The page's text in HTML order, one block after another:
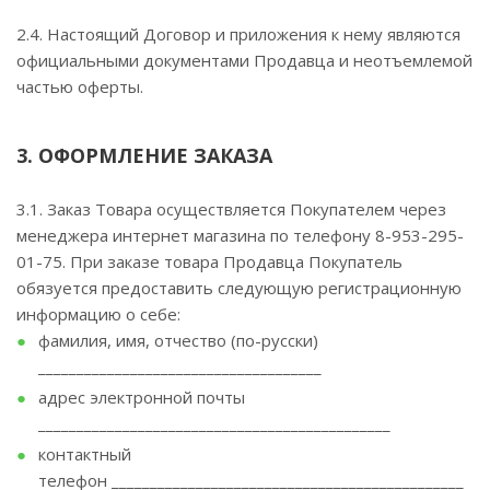
2.4. Настоящий Договор и приложения к нему являются
официальными документами Продавца и неотъемлемой
частью оферты.
3. ОФОРМЛЕНИЕ ЗАКАЗА
3.1. Заказ Товара осуществляется Покупателем через
менеджера интернет магазина по телефону 8-953-295-
01-75. При заказе товара Продавца Покупатель
обязуется предоставить следующую регистрационную
информацию о себе:
фамилия, имя, отчество (по-русски)
адрес электронной почты
контактный
телефон ______________________________________________